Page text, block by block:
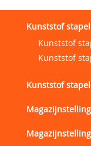
Kunststof
Kunststof
Kunststof
Kunststof